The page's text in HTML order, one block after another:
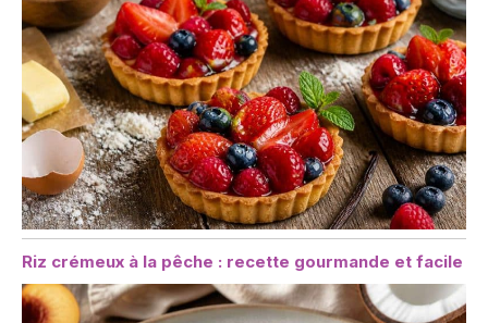
Riz crémeux à la pêche : recette gourmande et facile